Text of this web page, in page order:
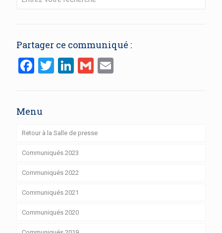
Partager ce communiqué :
Facebook
Twitter
LinkedIn
Gmail
Menu
Retour à la Salle de presse
Communiqués 2023
Communiqués 2022
Communiqués 2021
Communiqués 2020